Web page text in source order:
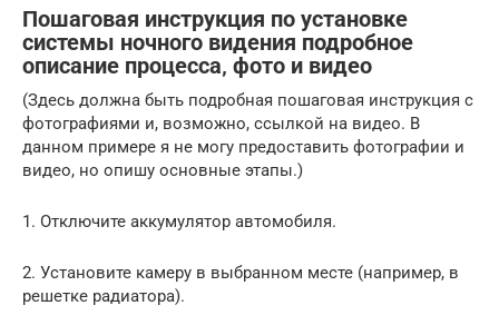
Пошаговая инструкция по установке
системы ночного видения подробное
описание процесса‚ фото и видео
(Здесь должна быть подробная пошаговая инструкция с
фотографиями и, возможно, ссылкой на видео. В
данном примере я не могу предоставить фотографии и
видео, но опишу основные этапы.)
1. Отключите аккумулятор автомобиля.
2. Установите камеру в выбранном месте (например, в
решетке радиатора).